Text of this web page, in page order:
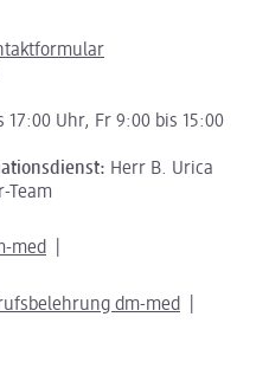
17:00 Uhr, Fr 9:00 bis 15:00
Herr B. Urica
Team
med
dm-med